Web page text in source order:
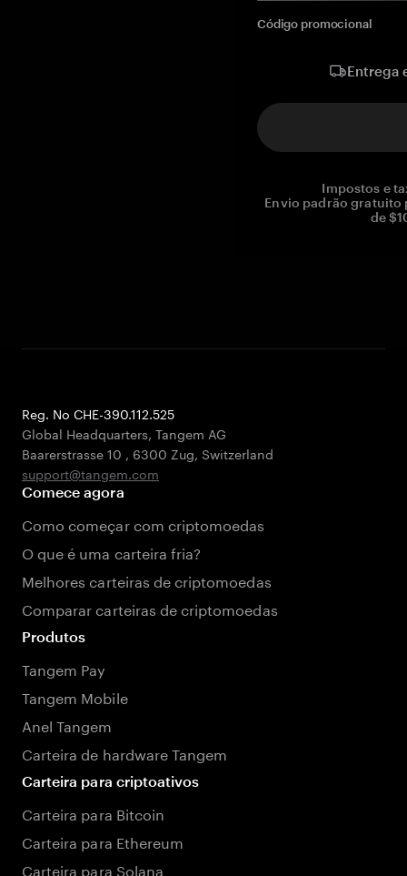
Código promocional
Entrega
Impostos e
Envio padrão gratuito
de
Reg. No CHE-390.112.525
Global Headquarters, Tangem AG
Baarerstrasse 10 , 6300 Zug, Switzerland
support@tangem.com
Comece agora
Como começar com criptomoedas
O que é uma carteira fria?
Melhores carteiras de criptomoedas
Comparar carteiras de criptomoedas
Produtos
Tangem Pay
Tangem Mobile
Anel Tangem
Carteira de hardware Tangem
Carteira para criptoativos
Carteira para Bitcoin
Carteira para Ethereum
Carteira para Solana